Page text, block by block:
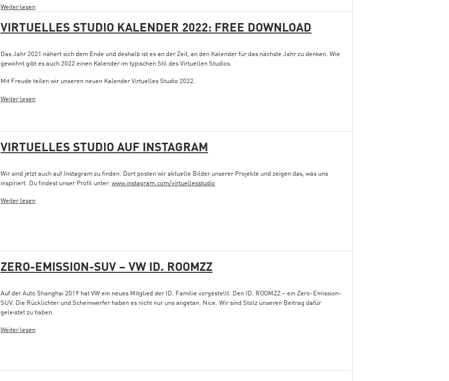
Weiter lesen
VIRTUELLES STUDIO KALENDER 2022: FREE DOWNLOAD
Das Jahr 2021 nähert sich dem Ende und deshalb ist es an der Zeit, an den Kalender für das nächste Jahr zu denken. Wie
gewohnt gibt es auch 2022 einen Kalender im typischen Stil des Virtuellen Studios.
Mit Freude teilen wir unseren neuen Kalender Virtuelles Studio 2022.
Weiter lesen
VIRTUELLES STUDIO AUF INSTAGRAM
Wir sind jetzt auch auf Instagram zu finden. Dort posten wir aktuelle Bilder unserer Projekte und zeigen das, was uns
inspiriert. Du findest unser Profil unter: www.instagram.com/virtuellesstudio
Weiter lesen
ZERO-EMISSION-SUV – VW ID. ROOMZZ
Auf der Auto Shanghai 2019 hat VW ein neues Mitglied der ID. Familie vorgestellt. Den ID. ROOMZZ – ein Zero-Emission-
SUV. Die Rücklichter und Scheinwerfer haben es nicht nur uns angetan. Nice. Wir sind Stolz unseren Beitrag dafür
geleistet zu haben.
Weiter lesen